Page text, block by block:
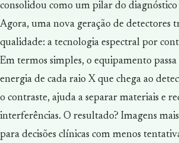
consolidou como um pilar do
Agora, uma nova geração de detectores
qualidade: a tecnologia espectral por
Em termos simples, o equipamento
energia de cada raio X que chega ao
o contraste, ajuda a separar materiais e
interferências. O resultado? Imagens
para decisões clínicas com menos